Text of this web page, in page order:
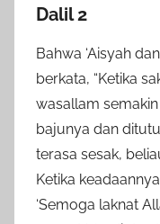
Dalil 2
Bahwa ‘Aisyah
berkata, “Ketika
wasallam
bajunya dan
terasa sesak,
Ketika
‘Semoga laknat